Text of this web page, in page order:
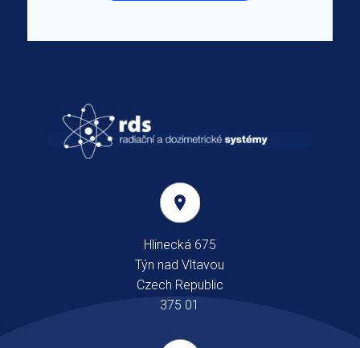
Hlinecká 675
Týn nad Vltavou
Czech Republic
375 01